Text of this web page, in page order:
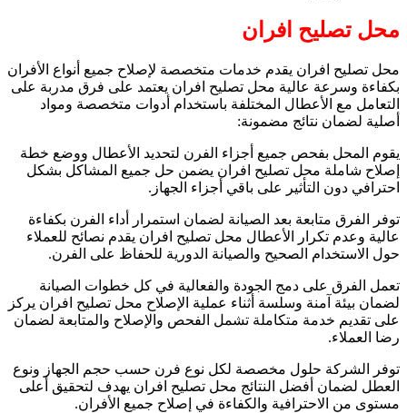
محل تصليح افران
محل تصليح افران يقدم خدمات متخصصة لإصلاح جميع أنواع الأفران
بكفاءة وسرعة عالية محل تصليح افران يعتمد على فرق مدربة على
التعامل مع الأعطال المختلفة باستخدام أدوات متخصصة ومواد
أصلية لضمان نتائج مضمونة:
يقوم المحل بفحص جميع أجزاء الفرن لتحديد الأعطال ووضع خطة
إصلاح شاملة محل تصليح افران يضمن حل جميع المشاكل بشكل
احترافي دون التأثير على باقي أجزاء الجهاز.
توفر الفرق متابعة بعد الصيانة لضمان استمرار أداء الفرن بكفاءة
عالية وعدم تكرار الأعطال محل تصليح افران يقدم نصائح للعملاء
حول الاستخدام الصحيح والصيانة الدورية للحفاظ على الفرن.
تعمل الفرق على دمج الجودة والفعالية في كل خطوات الصيانة
لضمان بيئة آمنة وسلسة أثناء عملية الإصلاح محل تصليح افران يركز
على تقديم خدمة متكاملة تشمل الفحص والإصلاح والمتابعة لضمان
رضا العملاء.
توفر الشركة حلول مخصصة لكل نوع فرن حسب حجم الجهاز ونوع
العطل لضمان أفضل النتائج محل تصليح افران يهدف لتحقيق أعلى
مستوى من الاحترافية والكفاءة في إصلاح جميع الأفران.